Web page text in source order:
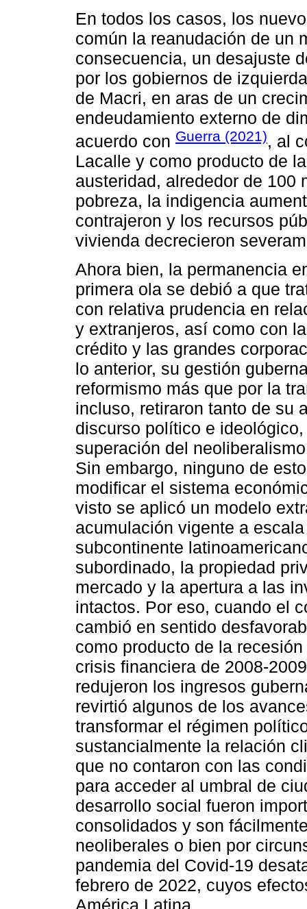
En todos los casos, los
común la reanudación de un
consecuencia, un desajuste
por los gobiernos de
de Macri, en aras de un
endeudamiento externo de
acuerdo con Guerra (2021), al
Lacalle y como producto de
austeridad, alrededor de 100
pobreza, la indigencia
contrajeron y los recursos
vivienda decrecieron
Ahora bien, la permanencia
primera ola se debió a que
con relativa prudencia en
y extranjeros, así como con
crédito y las grandes
lo anterior, su gestión
reformismo más que por la
incluso, retiraron tanto de su
discurso político e
superación del
Sin embargo, ninguno de
modificar el sistema
visto se aplicó un modelo
acumulación vigente a
subcontinente
subordinado, la propiedad
mercado y la apertura a las
intactos. Por eso, cuando el
cambió en sentido
como producto de la
crisis financiera de 2008-
redujeron los ingresos
revirtió algunos de los
transformar el régimen
sustancialmente la relación
que no contaron con las
para acceder al umbral de
desarrollo social fueron
consolidados y son
neoliberales o bien por
pandemia del Covid-19
febrero de 2022, cuyos